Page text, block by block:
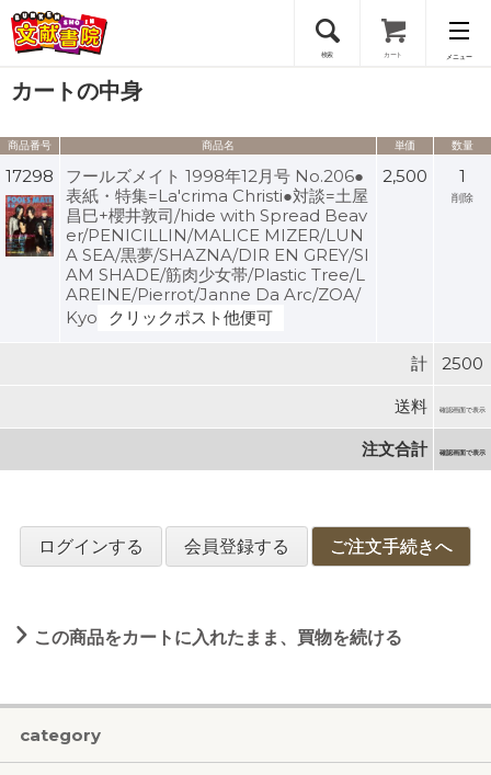
検索 カート メニュー
会員登録
ログイン
カートの中身
商品番号 商品名 単価 数量
17298
フールズメイト 1998年12月号 No.206●
表紙・特集=La'crima Christi●対談=土屋
昌巳+櫻井敦司/hide with Spread Beav
er/PENICILLIN/MALICE MIZER/LUN
A SEA/黒夢/SHAZNA/DIR EN GREY/SI
AM SHADE/筋肉少女帯/Plastic Tree/L
AREINE/Pierrot/Janne Da Arc/ZOA/
Kyo
クリックポスト他便可
2,500 1
削除
計 2500
送料 確認画面で表示
注文合計 確認画面で表示
ログインする 会員登録する ご注文手続きへ
この商品をカートに入れたまま、買物を続ける
category